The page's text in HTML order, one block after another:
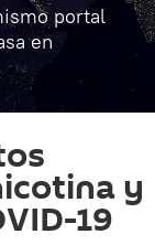
portal
en
y
19